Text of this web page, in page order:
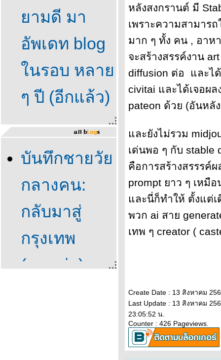
ามดี มา
อัพเดท blog
นรอบ หลา
ๆ ปี (อีกแล้ว)
บันทึกชายวั
กลางคน:
กลับมาสู่
กรุงเทพ
(ภาคต่อ)
หลังสงกรานต์ มี
เพราะความสามาร
มาก ๆ ทั้ง คน , อาห
จะสร้างสรรค์งาน
diffusion ต่อ และไ
civitai และได้เจอผล
pateon ด้วย (อันห
ละยังไม่รวม
เด่นพอ ๆ กับ stable
คือการสร้างสรรรค์
prompt ยาว ๆ เหมื
ละนี่ก็ทำให้ ตั้งแต่เ
พวก ai สาย
เทพ ๆ creator (
Create Date : 13 สิงหาคม
Last Update : 13 สิงหาคม
23:05:52 น.
Counter : 426 Pageviews.